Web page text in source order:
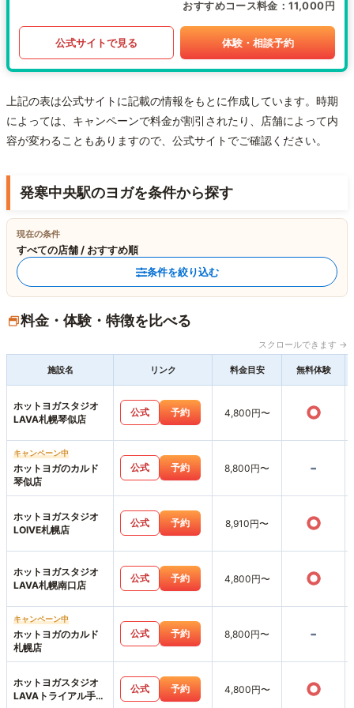
おすすめコース料金 11,000円
公式サイトで見る 体験・相談予約
上記の表は公式サイトに記載の情報をもとに作成しています。時期
によっては、キャンペーンで料金が割引されたり、店舗によって内
容が変わることもありますので、公式サイトでご確認ください。
発寒中央駅のヨガを条件から探す
現在の条件
すべての店舗 / おすすめ順
条件を絞り込む
料金・体験・特徴を比べる
スクロールできます →
施設名 リンク 料金目安 無料体験
ホットヨガスタジオ
LAVA札幌琴似店
公式 予約 4,800円〜 ○
キャンペーン中
ホットヨガのカルド
琴似店
公式 予約 8,800円〜 -
ホットヨガスタジオ
LOIVE札幌店
公式 予約 8,910円〜 ○
ホットヨガスタジオ
LAVA札幌南口店
公式 予約 4,800円〜 ○
キャンペーン中
ホットヨガのカルド
札幌店
公式 予約 8,800円〜 -
ホットヨガスタジオ
LAVAトライアル手稲
公式 予約 4,800円〜 ○